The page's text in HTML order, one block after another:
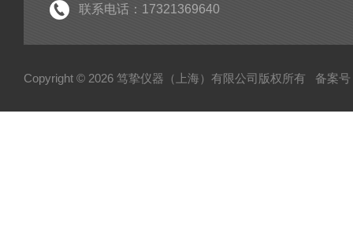
联系电话：17321369640
Copyright © 2026 笃挚仪器（上海）有限公司版权所有 备案号